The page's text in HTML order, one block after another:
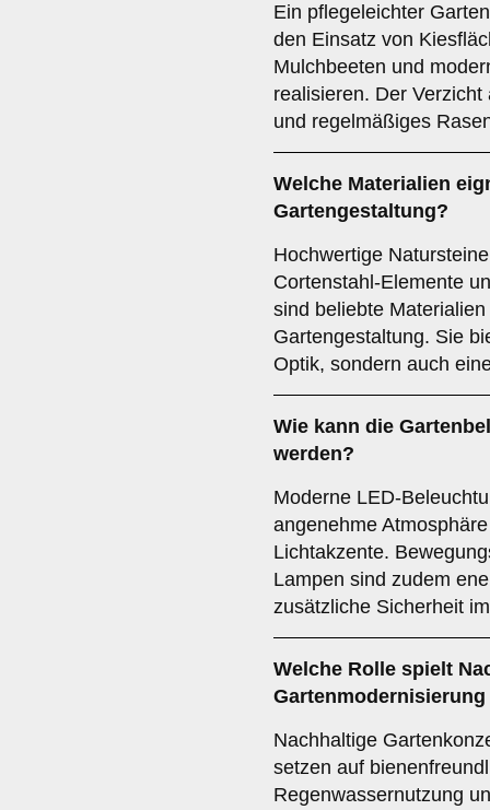
Ein pflegeleichter
den Einsatz von
Mulchbeeten und
realisieren. Der
und regelmäßiges
Welche Materialien
Gartengestaltung?
Hochwertige
Cortenstahl-Elemente
sind beliebte
Gartengestaltung. Sie
Optik, sondern auch
Wie kann die
werden?
Moderne LED-
angenehme
Lichtakzente.
Lampen sind zudem
zusätzliche Sicherheit
Welche Rolle spielt
Nachhaltige
setzen auf
Regenwassernutzung